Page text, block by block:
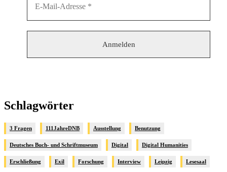
Schlagwörter
3 Fragen 111JahreDNB Ausstellung Benutzung
Deutsches Buch- und Schriftmuseum Digital Digital Humanities
Erschließung Exil Forschung Interview Leipzig Lesesaal